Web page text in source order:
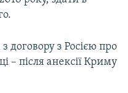
договору з Росією про
– після анексії Криму